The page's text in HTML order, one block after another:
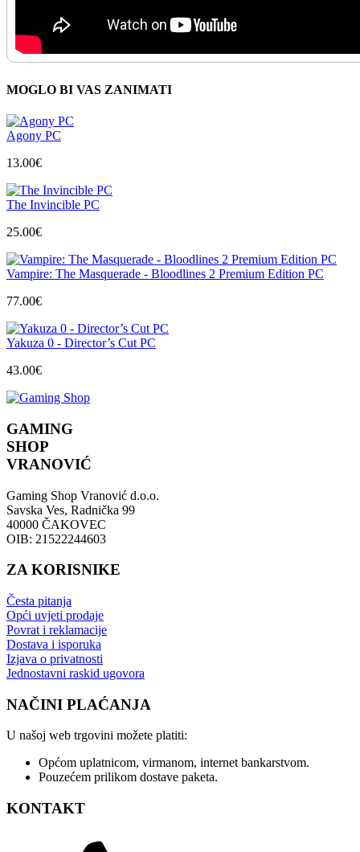
MOGLO BI VAS ZANIMATI
Agony PC
13.00€
The Invincible PC
25.00€
Vampire: The Masquerade - Bloodlines 2 Premium Edition PC
77.00€
Yakuza 0 - Director’s Cut PC
43.00€
GAMING
SHOP
VRANOVIĆ
Gaming Shop Vranović d.o.o.
Savska Ves, Radnička 99
40000 ČAKOVEC
OIB: 21522244603
ZA KORISNIKE
Česta pitanja
Opći uvjeti prodaje
Povrat i reklamacije
Dostava i isporuka
Izjava o privatnosti
Jednostavni raskid ugovora
NAČINI PLAĆANJA
U našoj web trgovini možete platiti:
Općom uplatnicom, virmanom, internet bankarstvom.
Pouzećem prilikom dostave paketa.
KONTAKT